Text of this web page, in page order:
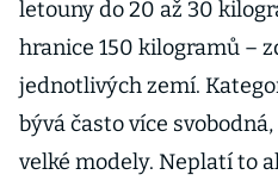
letouny do 20 až 30
hranice 150 kilogramů –
jednotlivých zemí.
bývá často více
velké modely. Neplatí to